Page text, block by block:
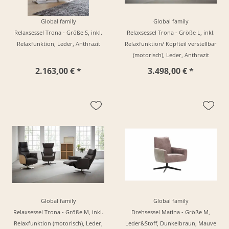
Global family
Relaxsessel Trona - Größe S, inkl.
Relaxfunktion, Leder, Anthrazit
2.163,00 € *
Global family
Relaxsessel Trona - Größe L, inkl.
Relaxfunktion/ Kopfteil verstellbar
(motorisch), Leder, Anthrazit
3.498,00 € *
Global family
Relaxsessel Trona - Größe M, inkl.
Relaxfunktion (motorisch), Leder,
Global family
Drehsessel Matina - Größe M,
Leder&Stoff, Dunkelbraun, Mauve